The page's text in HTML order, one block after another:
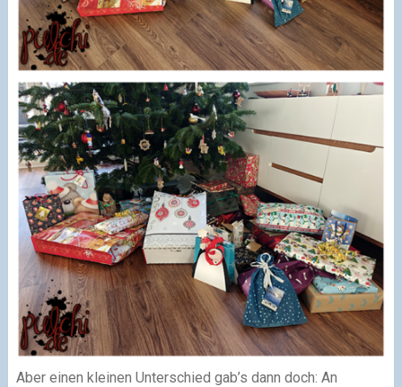
Aber einen kleinen Unterschied gab’s dann doch: An